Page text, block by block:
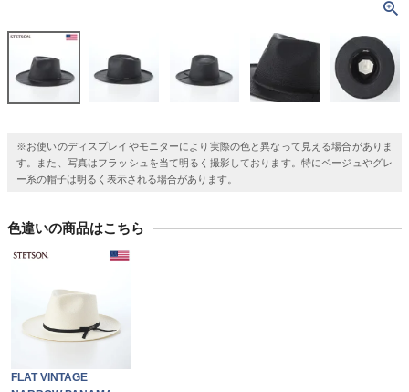
※お使いのディスプレイやモニターにより実際の色と異なって見える場合がありま
す。また、写真はフラッシュを当て明るく撮影しております。特にベージュやグレ
ー系の帽子は明るく表示される場合があります。
色違いの商品はこちら
FLAT VINTAGE